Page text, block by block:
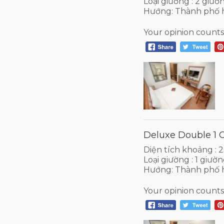
Hướng: Thành phố
Your opinion
Deluxe Double 1
Diện tích khoảng :
Loại giường : 1
Hướng: Thành phố
Your opinion